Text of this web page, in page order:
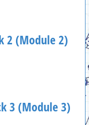
2 (Module 2)
3 (Module 3)